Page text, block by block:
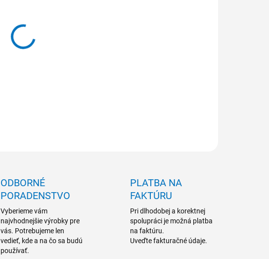
DETAILNÉ INFORMÁCIE
ODBORNÉ
PORADENSTVO
Vyberieme vám
najvhodnejšie výrobky pre
vás. Potrebujeme len
vedieť, kde a na čo sa budú
používať.
PLATBA NA
FAKTÚRU
Pri dlhodobej a korektnej
spolupráci je možná platba
na faktúru.
Uveďte fakturačné údaje.